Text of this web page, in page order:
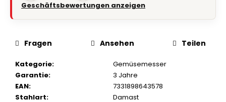
Garantie:
3 Jahre
EAN:
7331898643578
Stahlart
Damast
Klingengröße
14 cm